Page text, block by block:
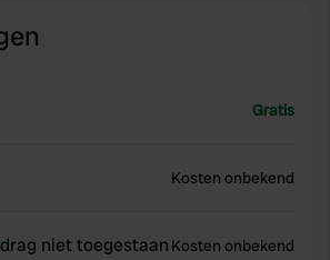
Gratis
Kosten onbekend
niet toegestaan Kosten onbekend